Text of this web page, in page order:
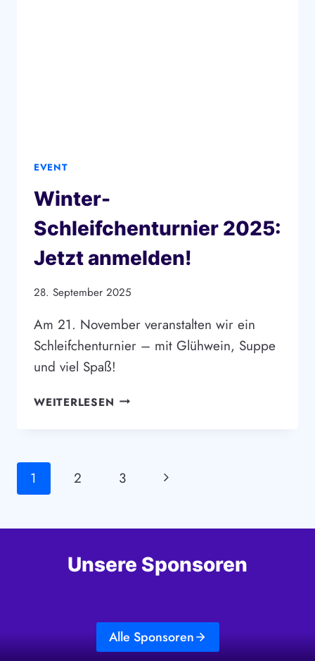
EVENT
Winter-
Schleifchenturnier 2025:
Jetzt anmelden!
28. September 2025
Am 21. November veranstalten wir ein
Schleifchenturnier – mit Glühwein, Suppe
und viel Spaß!
WEITERLESEN WINTER-
Seitennavigation
1 2 3
Nächste
Unsere Sponsoren
Alle Sponsoren